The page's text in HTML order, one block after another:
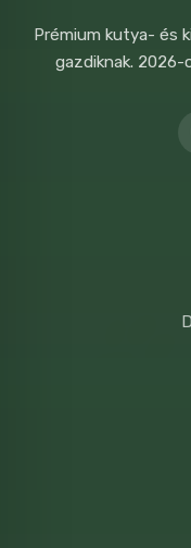
Prémium kutya- és
gazdiknak. 2026-